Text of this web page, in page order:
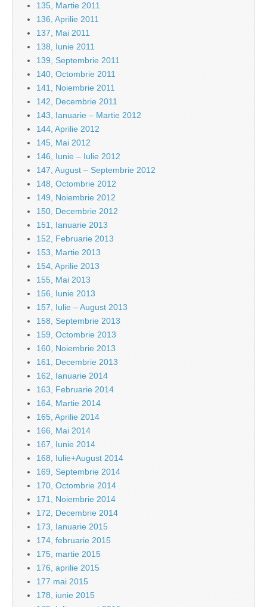
135, Martie 2011
136, Aprilie 2011
137, Mai 2011
138, Iunie 2011
139, Septembrie 2011
140, Octombrie 2011
141, Noiembrie 2011
142, Decembrie 2011
143, Ianuarie – Martie 2012
144, Aprilie 2012
145, Mai 2012
146, Iunie – Iulie 2012
147, August – Septembrie 2012
148, Octombrie 2012
149, Noiembrie 2012
150, Decembrie 2012
151, Ianuarie 2013
152, Februarie 2013
153, Martie 2013
154, Aprilie 2013
155, Mai 2013
156, Iunie 2013
157, Iulie – August 2013
158, Septembrie 2013
159, Octombrie 2013
160, Noiembrie 2013
161, Decembrie 2013
162, Ianuarie 2014
163, Februarie 2014
164, Martie 2014
165, Aprilie 2014
166, Mai 2014
167, Iunie 2014
168, Iulie+August 2014
169, Septembrie 2014
170, Octombrie 2014
171, Noiembrie 2014
172, Decembrie 2014
173, Ianuarie 2015
174, februarie 2015
175, martie 2015
176, aprilie 2015
177 mai 2015
178, iunie 2015